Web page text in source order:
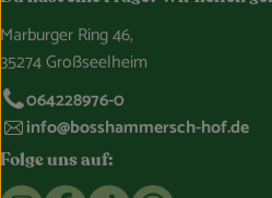
Marburger Ring 46,
35274 Großseelheim
064228976-0
info@bosshammersch-hof.de
Folge uns auf: